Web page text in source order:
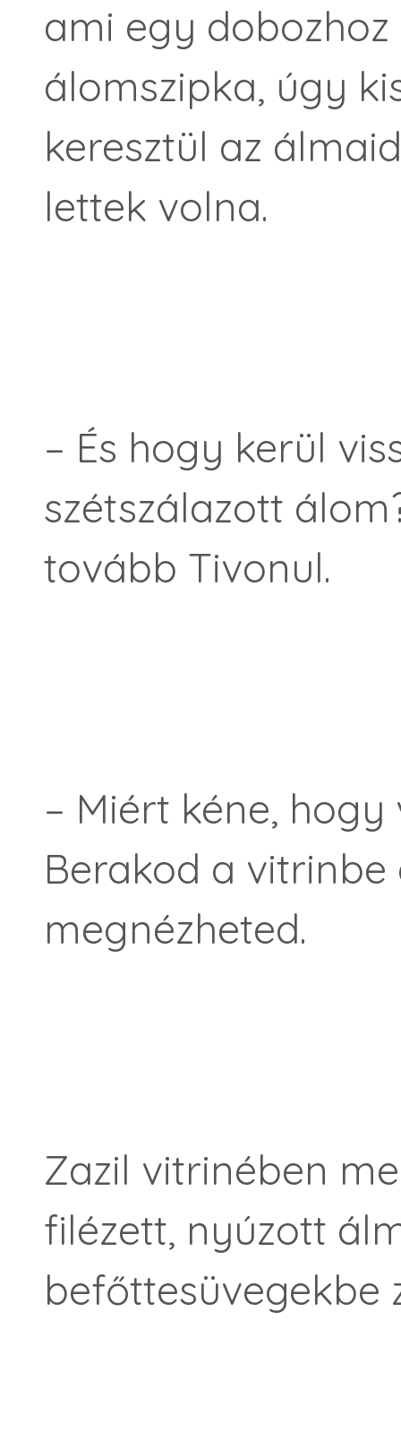
ami egy
álomszipka, úgy
keresztül az
lettek volna.
– És hogy kerül
szétszálazott
tovább Tivonul.
– Miért kéne,
Berakod a
megnézheted.
Zazil vitrinében
filézett, nyúzott
befőttesüvegekbe